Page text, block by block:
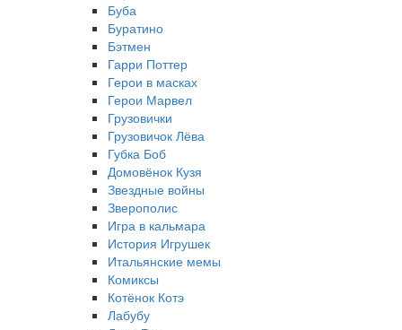
Буба
Буратино
Бэтмен
Гарри Поттер
Герои в масках
Герои Марвел
Грузовички
Грузовичок Лёва
Губка Боб
Домовёнок Кузя
Звездные войны
Зверополис
Игра в кальмара
История Игрушек
Итальянские мемы
Комиксы
Котёнок Котэ
Лабубу